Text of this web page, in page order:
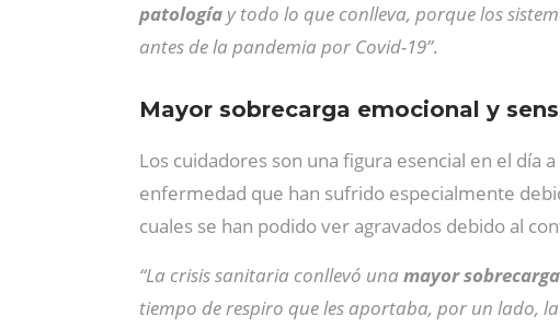
patología y todo lo que conlleva, porque los
antes de la pandemia por Covid-19”.
Mayor sobrecarga emocional y
Los cuidadores son una figura esencial en el día
enfermedad que han sufrido especialmente
cuales se han podido ver agravados debido al
“La crisis sanitaria conllevó una mayor
tiempo de respiro que les aportaba, por un lado,